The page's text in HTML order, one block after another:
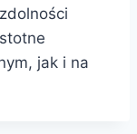
jak i na